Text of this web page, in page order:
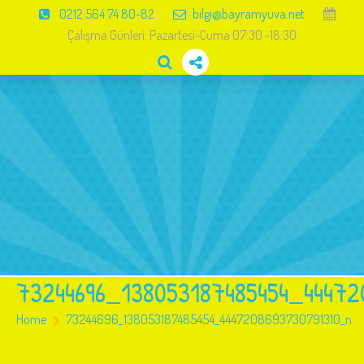
0212 564 74 80-82
bilgi@bayramyuva.net
Çalışma Günleri: Pazartesi-Cuma 07:30 -18:30
Anasayfa
Eğitimler
Haberler
Home 73244696_138053187485454_4447208693730791310_n